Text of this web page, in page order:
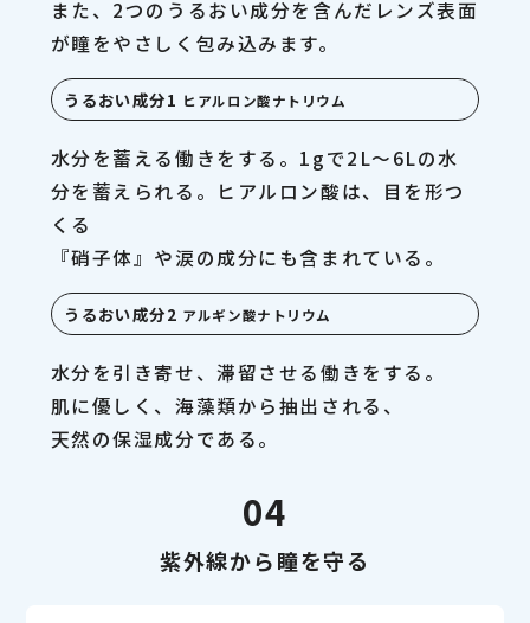
また、2つのうるおい成分を含んだレンズ表面
が瞳をやさしく包み込みます。
うるおい成分1 ヒアルロン酸ナトリウム
水分を蓄える働きをする。1gで2L〜6Lの水
分を蓄えられる。ヒアルロン酸は、目を形つ
くる
『硝子体』や涙の成分にも含まれている。
うるおい成分2 アルギン酸ナトリウム
水分を引き寄せ、滞留させる働きをする。
肌に優しく、海藻類から抽出される、
天然の保湿成分である。
04
紫外線から瞳を守る